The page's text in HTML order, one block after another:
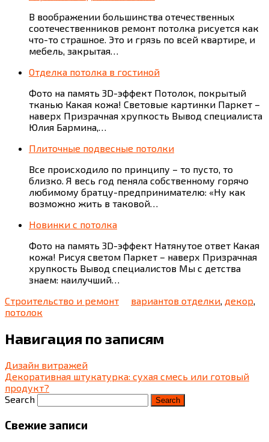
В воображении большинства отечественных
соотечественников ремонт потолка рисуется как
что-то страшное. Это и грязь по всей квартире, и
мебель, закрытая…
Отделка потолка в гостиной
Фото на память 3D-эффект Потолок, покрытый
тканью Какая кожа! Световые картинки Паркет –
наверх Призрачная хрупкость Вывод специалиста
Юлия Бармина,…
Плиточные подвесные потолки
Все происходило по принципу – то пусто, то
близко. Я весь год пеняла собственному горячо
любимому братцу-предпринимателю: «Ну как
возможно жить в таковой…
Новинки с потолка
Фото на память 3D-эффект Натянутое ответ Какая
кожа! Рисуя светом Паркет – наверх Призрачная
хрупкость Вывод специалистов Мы с детства
знаем: наилучший…
Строительство и ремонт
вариантов отделки, декор,
потолок
Навигация по записям
Дизайн витражей
Декоративная штукатурка: сухая смесь или готовый
продукт?
Search
Свежие записи